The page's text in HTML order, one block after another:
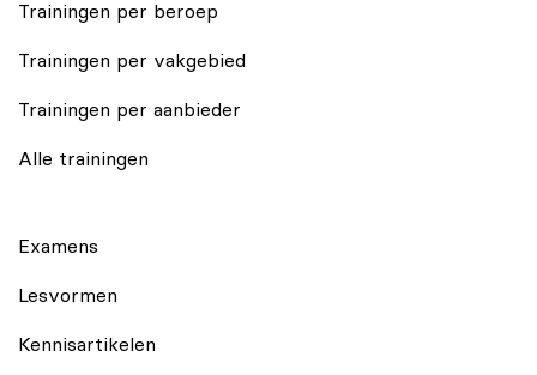
Trainingen per beroep
Trainingen per vakgebied
Trainingen per aanbieder
Alle trainingen
Examens
Lesvormen
Kennisartikelen